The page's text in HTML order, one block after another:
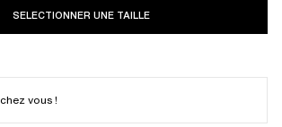
SELECTIONNER UNE TAILLE
chez vous !